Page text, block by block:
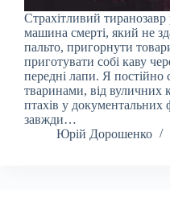
Страхітливий
машина смерті, який не
пальто, пригорнути
приготувати собі каву
передні лапи. Я постійно
тваринами, від вуличних
птахів у документальних
завжди…
Юрій Дорошенко